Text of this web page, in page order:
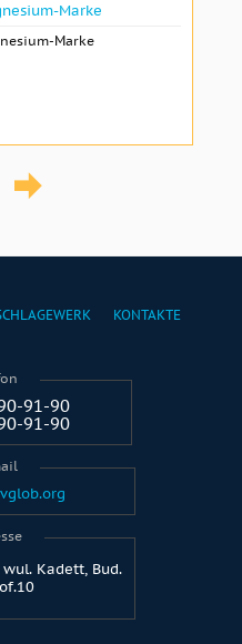
Marke
Marke
KONTAKTE
91-90
91-90
Kadett, Bud.